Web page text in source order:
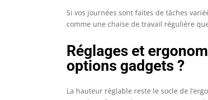
Si vos journées sont faites de tâches
comme une chaise de travail régulière
Réglages et
options gadgets ?
La hauteur réglable reste le socle de